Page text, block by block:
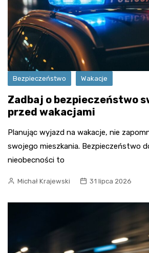
Bezpieczeństwo Wakacje
Zadbaj o bezpieczeństwo
przed wakacjami
Planując wyjazd na wakacje, nie
swojego mieszkania. Bezpieczeństwo
nieobecności to
Michał Krajewski 31 lipca 2026